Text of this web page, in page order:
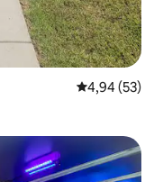
Évaluation
4,94 (53)